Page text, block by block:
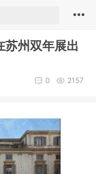
苏州双年展出
2157
0